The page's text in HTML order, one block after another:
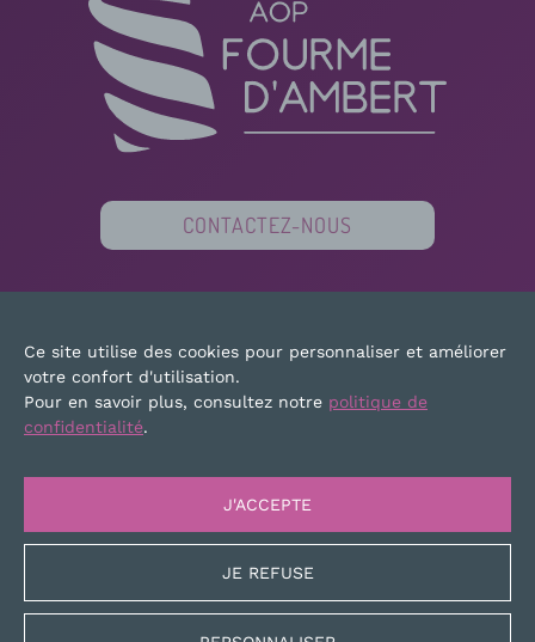
CONTACTEZ-NOUS
PLAN DU SITE MENTIONS LÉGALES
Ce site utilise des cookies pour personnaliser et améliorer
votre confort d'utilisation.
Pour en savoir plus, consultez notre politique de
confidentialité.
J'ACCEPTE
JE REFUSE